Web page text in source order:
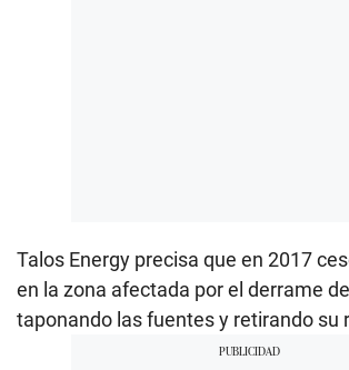
Talos Energy precisa que en 2017
en la zona afectada por el derrame
taponando las fuentes y retirando su